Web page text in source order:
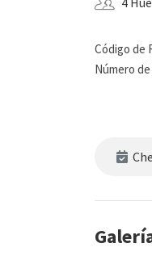
Código de
Número de